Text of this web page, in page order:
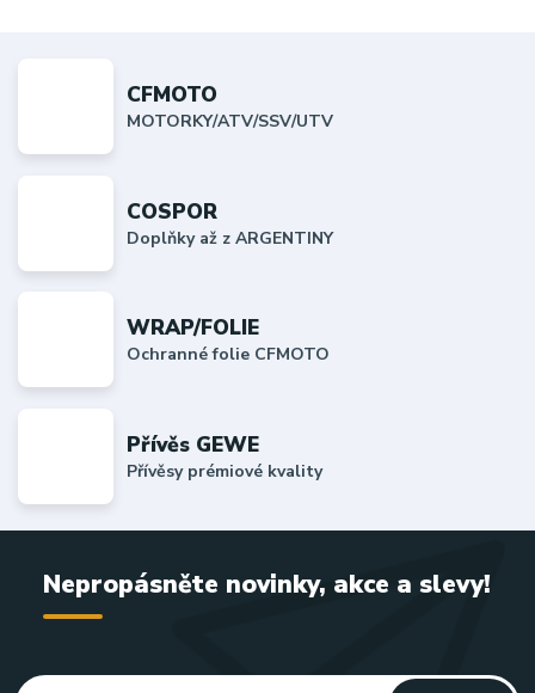
CFMOTO
MOTORKY/ATV/SSV/UTV
COSPOR
Doplňky až z ARGENTINY
WRAP/FOLIE
Ochranné folie CFMOTO
Přívěs GEWE
Přívěsy prémiové kvality
Nepropásněte novinky, akce a slevy!